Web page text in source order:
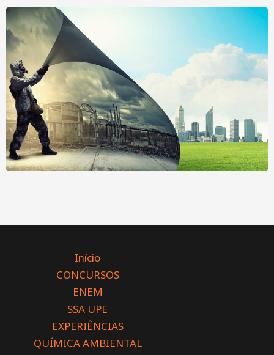
Início
CONCURSOS
ENEM
SSA UPE
EXPERIÊNCIAS
QUÍMICA AMBIENTAL